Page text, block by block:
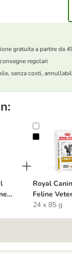
gratuita a partire da
regolari
senza costi,
Feline Urinary S/O
per
Royal
Royal
Feline
umido per
24 x 85 g